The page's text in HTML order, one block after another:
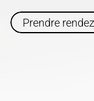
Prendre